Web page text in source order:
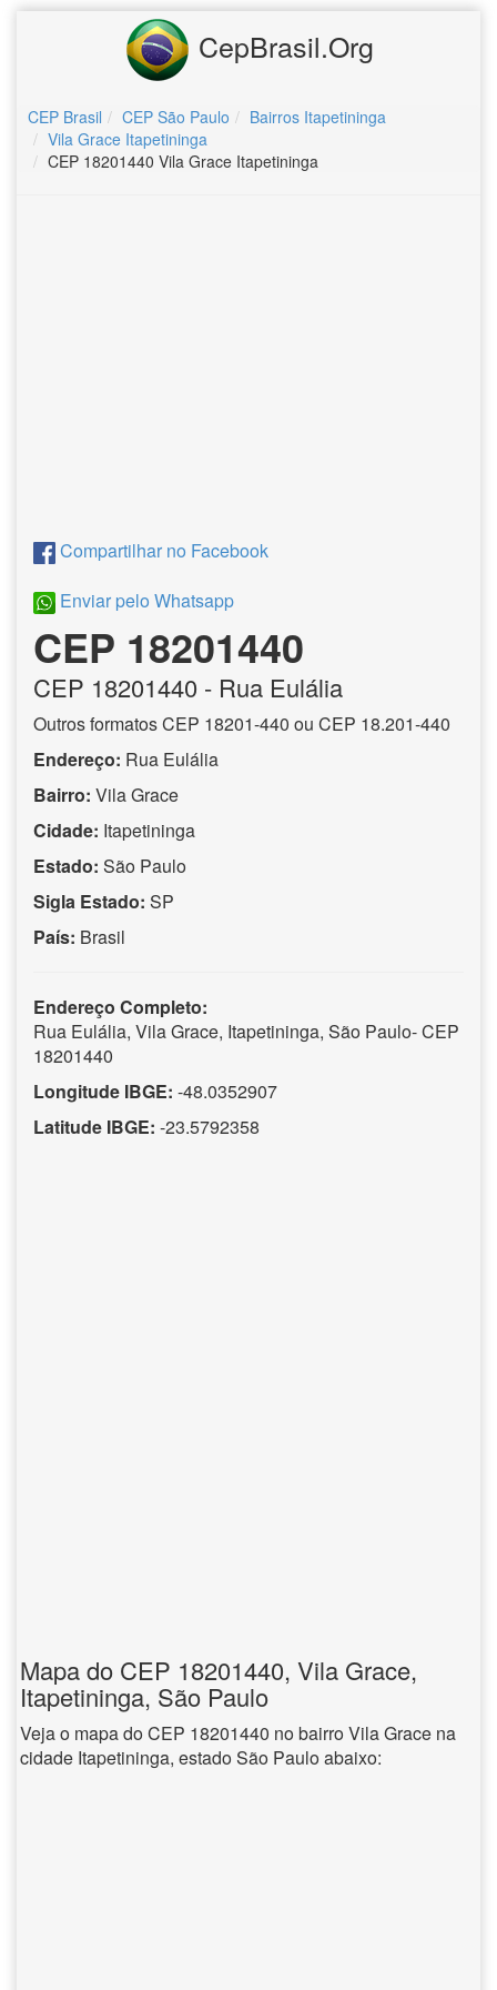
CepBrasil.Org
CEP Brasil CEP São Paulo
Bairros Itapetininga
Vila Grace Itapetininga
CEP 18201440 Vila Grace Itapetininga
Compartilhar no Facebook
Enviar pelo Whatsapp
CEP 18201440
CEP 18201440 - Rua Eulália
Outros formatos CEP 18201-440 ou CEP 18.201-440
Endereço: Rua Eulália
Bairro: Vila Grace
Cidade: Itapetininga
Estado: São Paulo
Sigla Estado: SP
País: Brasil
Endereço Completo:
Rua Eulália, Vila Grace, Itapetininga, São Paulo- CEP
18201440
Longitude IBGE: -48.0352907
Latitude IBGE: -23.5792358
Mapa do CEP 18201440, Vila Grace,
Itapetininga, São Paulo
Veja o mapa do CEP 18201440 no bairro Vila Grace na
cidade Itapetininga, estado São Paulo abaixo: